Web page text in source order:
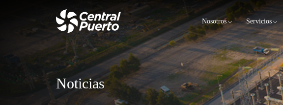
Nosotros Servicios
Noticias